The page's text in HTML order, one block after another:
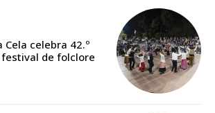
Região de Cister e ajude-nos a manter este serviço
acesso a todos os conteúdos exclusivos e versões
o plano de assinatura desejado:
Cela celebra 42.º
de folclore